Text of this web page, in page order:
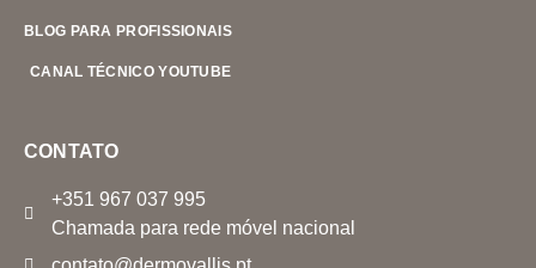
BLOG PARA PROFISSIONAIS
CANAL TÉCNICO YOUTUBE
CONTATO
+351 967 037 995
Chamada para rede móvel nacional